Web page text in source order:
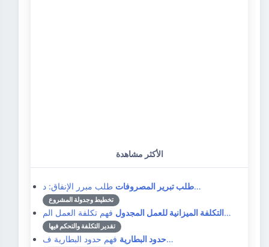
الأكثر مشاهدة
طلب تبرير المصروفاتطلب مبرر الإنفاق: د…
تخطيط وجدولة المشروع
التكلفة الميزانية للعمل المجدولفهم تكلفة العمل الم…
تقدير التكلفة والتحكم فيها
حدود البطاريةفهم حدود البطارية ف…